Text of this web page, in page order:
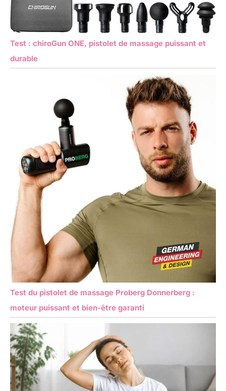
Test : chiroGun ONE, pistolet de massage puissant et
durable
Test du pistolet de massage Proberg Donnerberg :
moteur puissant et bien-être garanti